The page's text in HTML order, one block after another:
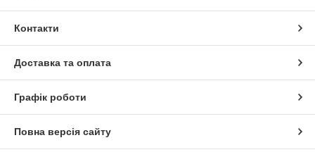
Контакти
Доставка та оплата
Графік роботи
Повна версія сайту